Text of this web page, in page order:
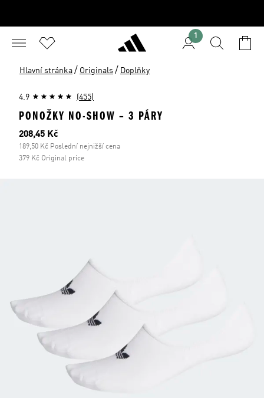
1
Hlavní stránka / Originals / Doplňky
4.9 (455)
PONOŽKY NO-SHOW – 3 PÁRY
Aktuální cena
208,45 Kč
189,50 Kč Poslední nejnižší cena
379 Kč Original price